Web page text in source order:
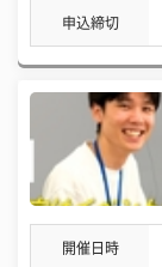
申込締切
開催日時